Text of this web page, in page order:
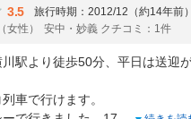
3.5 旅行時期：2012/12（約14年前）
女性） 安中・妙義 クチコミ：1件
駅より徒歩50分、平日は送迎
車で行けます。